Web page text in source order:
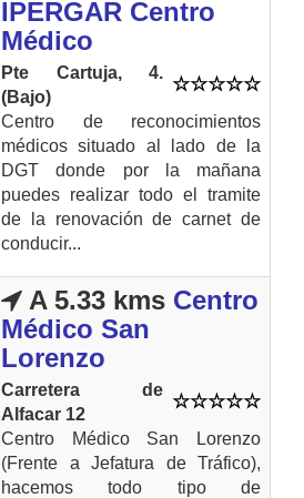
IPERGAR Centro
Médico
Pte Cartuja, 4.
(Bajo)
Centro de reconocimientos
médicos situado al lado de la
DGT donde por la mañana
puedes realizar todo el tramite
de la renovación de carnet de
conducir...
A 5.33 kms Centro
Médico San
Lorenzo
Carretera de
Alfacar 12
Centro Médico San Lorenzo
(Frente a Jefatura de Tráfico),
hacemos todo tipo de